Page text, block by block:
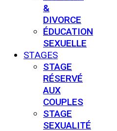
&
DIVORCE
ÉDUCATION
SEXUELLE
STAGES
STAGE
RÉSERVÉ
AUX
COUPLES
STAGE
SEXUALITÉ